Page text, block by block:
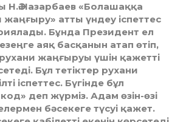
«Болашаққа
атты үндеу іспеттес
Бұнда Президент ел
аяқ басқанын атап өтіп,
жаңғыруы үшін қажетті
Бұл тетіктер рухани
іспеттес. Бүгінде бұл
деп жүрміз. Адам өзін-өзі
бәсекеге түсуі қажет.